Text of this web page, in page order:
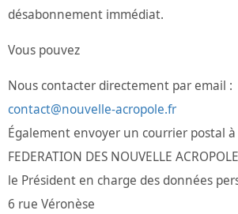
désabonnement immédiat.
Vous pouvez
Nous contacter directement par email :
contact@nouvelle-acropole.fr
Également envoyer un courrier postal à
FEDERATION DES NOUVELLE
le Président en charge des données
6 rue Véronèse